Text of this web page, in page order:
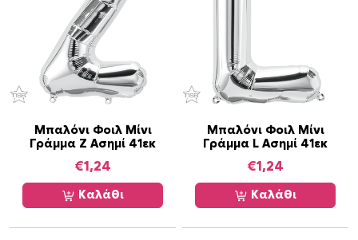
Μπαλόνι Φοιλ Μίνι
Γράμμα Z Ασημί 41εκ
€1,24
Καλάθι
Μπαλόνι Φοιλ Μίνι
Γράμμα L Ασημί 41εκ
€1,24
Καλάθι